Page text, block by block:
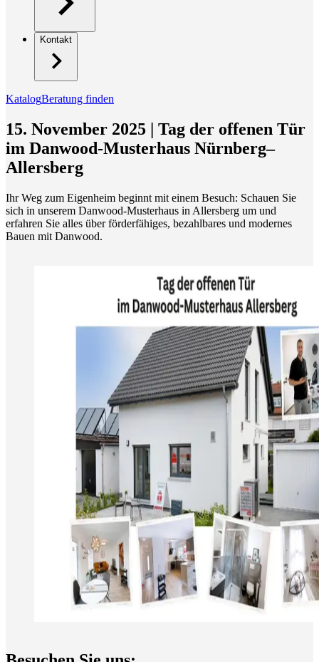
Kontakt
KatalogBeratung finden
15. November 2025 | Tag der offenen Tür
im Danwood-Musterhaus Nürnberg–
Allersberg
Ihr Weg zum Eigenheim beginnt mit einem Besuch: Schauen Sie
sich in unserem Danwood-Musterhaus in Allersberg um und
erfahren Sie alles über förderfähiges, bezahlbares und modernes
Bauen mit Danwood.